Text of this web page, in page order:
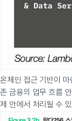
온체인 접근 기반이
존 금융의 업무 흐름
제 안에서 처리될 수